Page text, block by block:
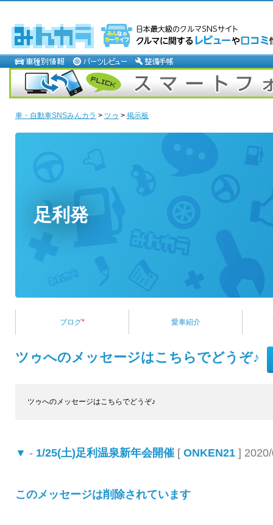
車・自動車SNSみんカラ > ツゥ > 掲示板
足利発
ブログ* 愛車紹介
ツゥへのメッセージはこちらでどうぞ♪
ツゥへのメッセージはこちらでどうぞ♪
▼ - 1/25(土)足利温泉新年会開催 [ ONKEN21 ]
このメッセージは削除されています